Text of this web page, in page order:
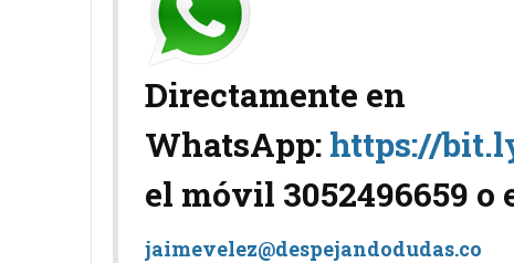
Directamente en
WhatsApp: https://
el móvil 3052496659 o
jaimevelez@despejandodudas.co